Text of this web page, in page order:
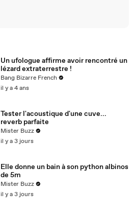
Un ufologue affirme avoir rencontré un
lézard extraterrestre !
Bang Bizarre French
il y a 4 ans
Tester l'acoustique d'une cuve...
reverb parfaite
Mister Buzz
il y a 3 jours
Elle donne un bain à son python albinos
de 5m
Mister Buzz
il y a 3 jours